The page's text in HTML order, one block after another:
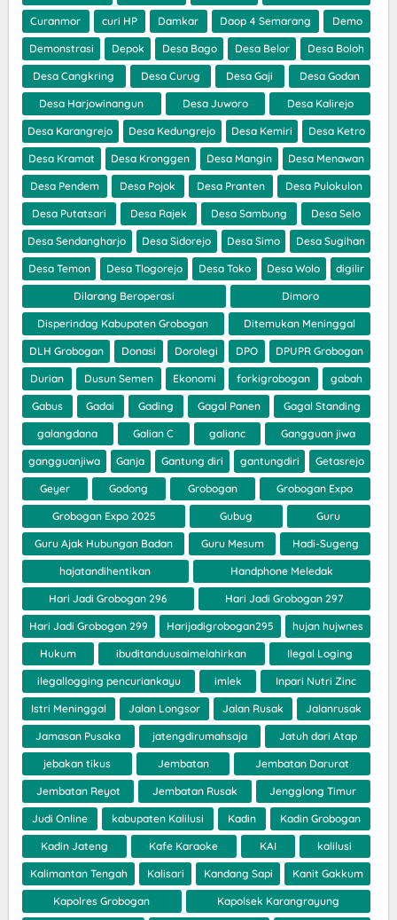
Curanmor curi HP Damkar Daop 4 Semarang Demo
Demonstrasi Depok Desa Bago Desa Belor Desa Boloh
Desa Cangkring Desa Curug Desa Gaji Desa Godan
Desa Harjowinangun Desa Juworo Desa Kalirejo
Desa Karangrejo Desa Kedungrejo Desa Kemiri Desa Ketro
Desa Kramat Desa Kronggen Desa Mangin Desa Menawan
Desa Pendem Desa Pojok Desa Pranten Desa Pulokulon
Desa Putatsari Desa Rajek Desa Sambung Desa Selo
Desa Sendangharjo Desa Sidorejo Desa Simo Desa Sugihan
Desa Temon Desa Tlogorejo Desa Toko Desa Wolo digilir
Dilarang Beroperasi Dimoro
Disperindag Kabupaten Grobogan Ditemukan Meninggal
DLH Grobogan Donasi Dorolegi DPO DPUPR Grobogan
Durian Dusun Semen Ekonomi forkigrobogan gabah
Gabus Gadai Gading Gagal Panen Gagal Standing
galangdana Galian C galianc Gangguan jiwa
gangguanjiwa Ganja Gantung diri gantungdiri Getasrejo
Geyer Godong Grobogan Grobogan Expo
Grobogan Expo 2025 Gubug Guru
Guru Ajak Hubungan Badan Guru Mesum Hadi-Sugeng
hajatandihentikan Handphone Meledak
Hari Jadi Grobogan 296 Hari Jadi Grobogan 297
Hari Jadi Grobogan 299 Harijadigrobogan295 hujan hujwnes
Hukum ibuditanduusaimelahirkan Ilegal Loging
ilegallogging pencuriankayu imlek Inpari Nutri Zinc
Istri Meninggal Jalan Longsor Jalan Rusak Jalanrusak
Jamasan Pusaka jatengdirumahsaja Jatuh dari Atap
jebakan tikus Jembatan Jembatan Darurat
Jembatan Reyot Jembatan Rusak Jengglong Timur
Judi Online kabupaten Kalilusi Kadin Kadin Grobogan
Kadin Jateng Kafe Karaoke KAI kalilusi
Kalimantan Tengah Kalisari Kandang Sapi Kanit Gakkum
Kapolres Grobogan Kapolsek Karangrayung